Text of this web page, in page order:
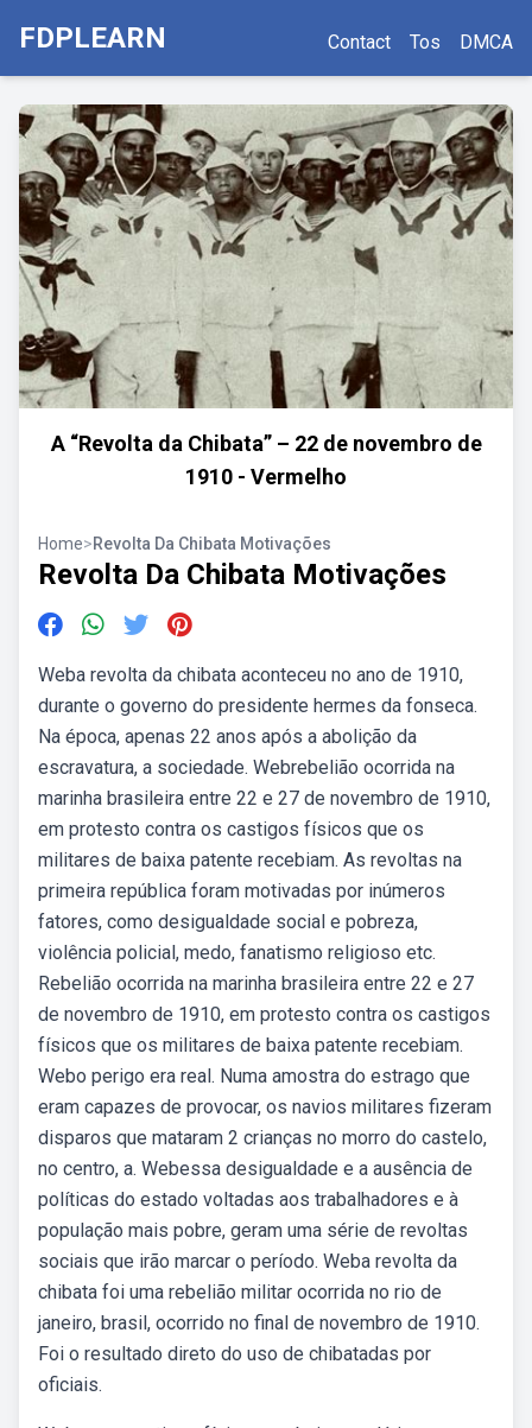
FDPLEARN Contact Tos DMCA
A “Revolta da Chibata” – 22 de novembro de
1910 - Vermelho
Home>Revolta Da Chibata Motivações
Revolta Da Chibata Motivações
Weba revolta da chibata aconteceu no ano de 1910,
durante o governo do presidente hermes da fonseca.
Na época, apenas 22 anos após a abolição da
escravatura, a sociedade. Webrebelião ocorrida na
marinha brasileira entre 22 e 27 de novembro de 1910,
em protesto contra os castigos físicos que os
militares de baixa patente recebiam. As revoltas na
primeira república foram motivadas por inúmeros
fatores, como desigualdade social e pobreza,
violência policial, medo, fanatismo religioso etc.
Rebelião ocorrida na marinha brasileira entre 22 e 27
de novembro de 1910, em protesto contra os castigos
físicos que os militares de baixa patente recebiam.
Webo perigo era real. Numa amostra do estrago que
eram capazes de provocar, os navios militares fizeram
disparos que mataram 2 crianças no morro do castelo,
no centro, a. Webessa desigualdade e a ausência de
políticas do estado voltadas aos trabalhadores e à
população mais pobre, geram uma série de revoltas
sociais que irão marcar o período. Weba revolta da
chibata foi uma rebelião militar ocorrida no rio de
janeiro, brasil, ocorrido no final de novembro de 1910.
Foi o resultado direto do uso de chibatadas por
oficiais.